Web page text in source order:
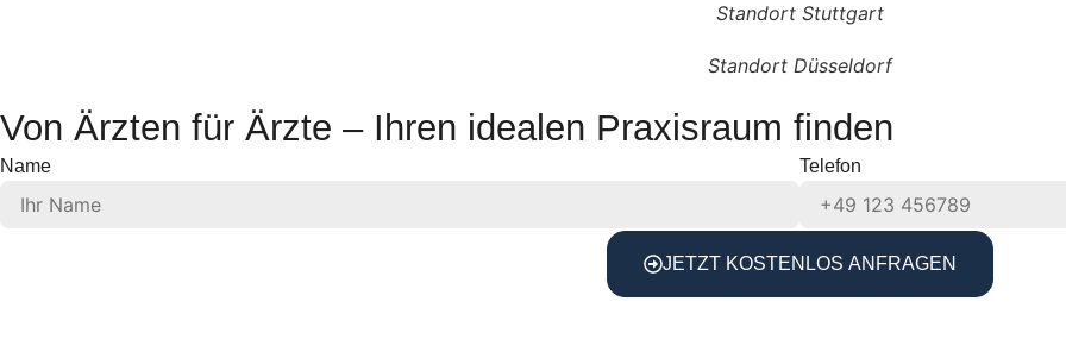
Standort Stuttgart
Standort Düsseldorf
Von Ärzten für Ärzte – Ihren idealen Praxisraum finden
Name Telefon
JETZT KOSTENLOS ANFRAGEN